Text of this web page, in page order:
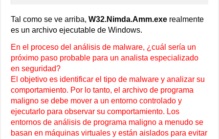
Tal como se ve arriba,W32.Nimda.Amm.exe realmente
es un archivo ejecutable de Windows.
En el proceso del análisis de malware, ¿cuál sería un
próximo paso probable para un analista especializado
en seguridad?
El objetivo es identificar el tipo de malware y analizar su
comportamiento. Por lo tanto, el archivo de programa
maligno se debe mover a un entorno controlado y
ejecutarlo para observar su comportamiento. Los
entornos de análisis de programa maligno a menudo se
basan en máquinas virtuales y están aislados para evitar